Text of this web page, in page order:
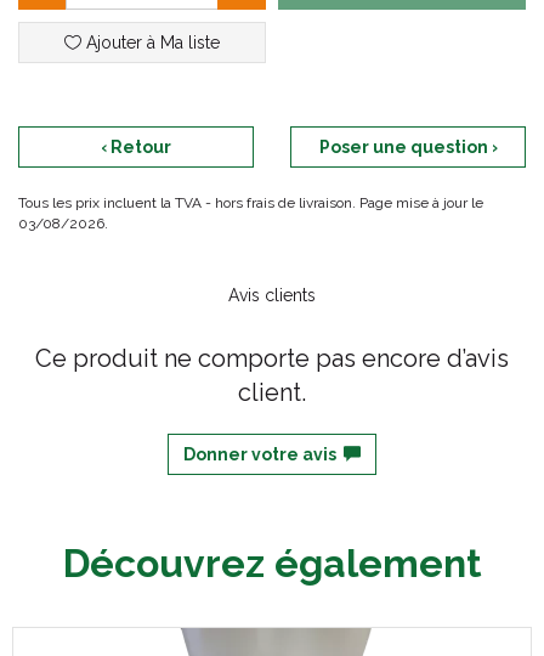
Ajouter à Ma liste
‹ Retour Poser une question ›
Tous les prix incluent la TVA - hors frais de livraison. Page mise à jour le
03/08/2026.
Avis clients
Ce produit ne comporte pas encore d’avis
client.
Donner votre avis
Découvrez également